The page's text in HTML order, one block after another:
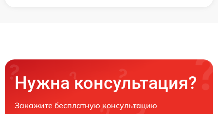
Нужна консультация?
Закажите бесплатную консультацию